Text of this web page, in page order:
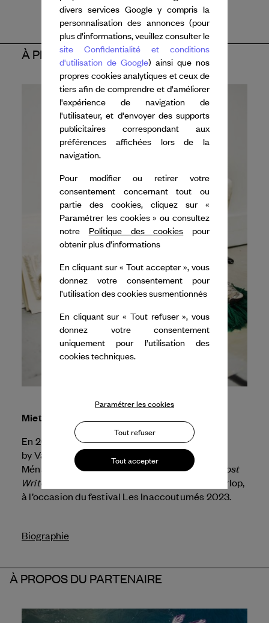
À PROPOS DE L'ARTISTE
Miet Warlop
En 2023, Dance Reflections
by Van Cleef & Arpels
apporte son soutien à la
Ménagerie de verre pour la présentation de
Ghost
Writer and the Broken Hand Break
de Miet Warlop,
à l’occasion du festival Les Inaccoutumés 2023.
Biographie
À PROPOS DU PARTENAIRE
divers services Google y compris la
personnalisation des annonces (pour
plus d'informations, veuillez consulter le
site Confidentialité et conditions
d'utilisation de Google) ainsi que nos
propres cookies analytiques et ceux de
tiers afin de comprendre et d'améliorer
l'expérience de navigation de
l'utilisateur, et d'envoyer des supports
publicitaires correspondant aux
préférences affichées lors de la
navigation.
Pour modifier ou retirer votre
consentement concernant tout ou
partie des cookies, cliquez sur «
Paramétrer les cookies » ou consultez
notre Politique des cookies pour
obtenir plus d’informations
En cliquant sur « Tout accepter », vous
donnez votre consentement pour
l’utilisation des cookies susmentionnés
En cliquant sur « Tout refuser », vous
donnez votre consentement
uniquement pour l’utilisation des
cookies techniques.
Paramétrer les cookies
Tout refuser
Tout accepter